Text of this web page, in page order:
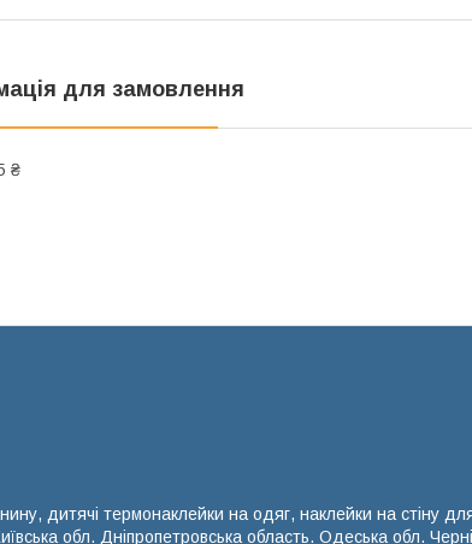
для замовлення
₴
дитячі термонаклейки на одяг, наклейки на стіну
обл. Дніпропетровська область. Одеська обл.